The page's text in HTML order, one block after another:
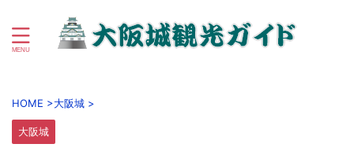
HOME >大阪城 >
大阪城